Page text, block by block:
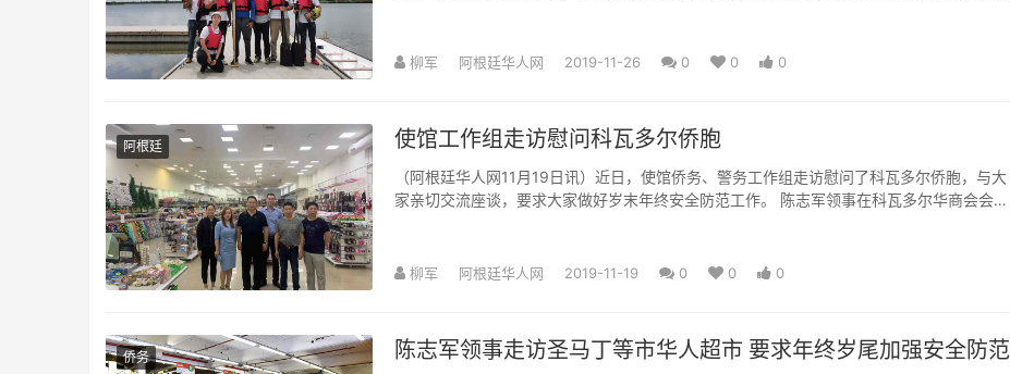
柳军 阿根廷华人网 2019-11-26 0 0 0
阿根廷 使馆工作组走访慰问科瓦多尔侨胞
（阿根廷华人网11月19日讯）近日，使馆侨务、警务工作组走访慰问了科瓦多尔侨胞，与大
家亲切交流座谈，要求大家做好岁末年终安全防范工作。 陈志军领事在科瓦多尔华商会会长
柳军 阿根廷华人网 2019-11-19 0 0 0
侨务 陈志军领事走访圣马丁等市华人超市 要求年终岁尾加强安全防范